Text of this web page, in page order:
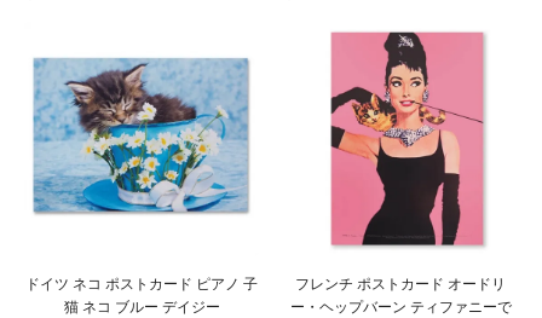
ドイツ ネコ ポストカード ピアノ 子
猫 ネコ ブルー デイジー
フレンチ ポストカード オードリ
ー・ヘップバーン ティファニーで